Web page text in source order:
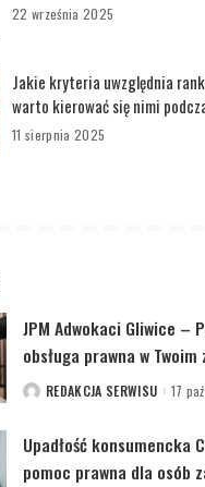
22 września 2025
Jakie kryteria uwzględnia
warto kierować się nimi
11 sierpnia 2025
JPM Adwokaci Gliwice –
obsługa prawna w Twoim
POSTEDREDAKCJA SERWISU 17
Upadłość konsumencka
pomoc prawna dla osób